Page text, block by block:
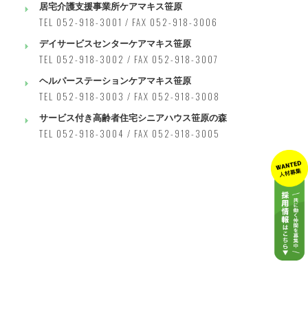
居宅介護支援事業所ケアマキス笹原
TEL 052-918-3001 / FAX 052-918-3006
デイサービスセンターケアマキス笹原
TEL 052-918-3002 / FAX 052-918-3007
ヘルパーステーションケアマキス笹原
TEL 052-918-3003 / FAX 052-918-3008
サービス付き高齢者住宅シニアハウス笹原の森
TEL 052-918-3004 / FAX 052-918-3005